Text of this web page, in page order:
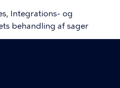
Integrations- og
behandling af sager